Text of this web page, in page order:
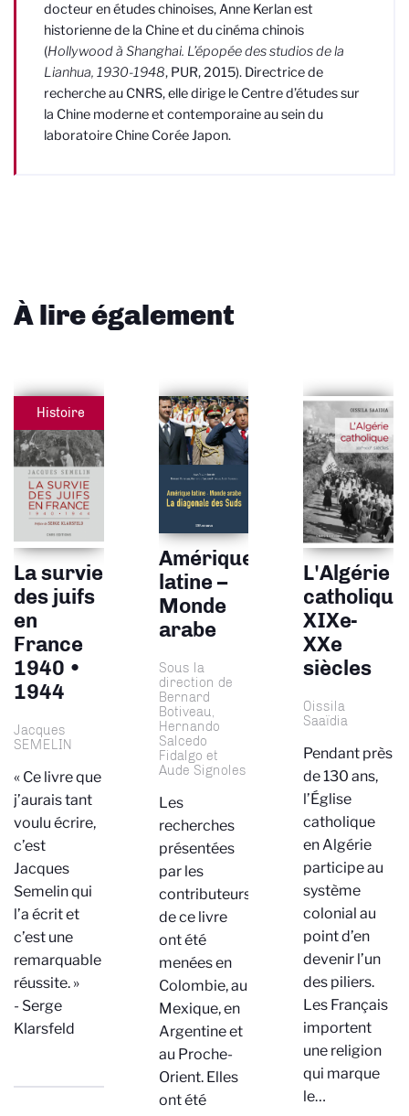
docteur en études chinoises, Anne Kerlan est
historienne de la Chine et du cinéma chinois
(Hollywood à Shanghai. L’épopée des studios de la
Lianhua, 1930-1948, PUR, 2015). Directrice de
recherche au CNRS, elle dirige le Centre d’études sur
la Chine moderne et contemporaine au sein du
laboratoire Chine Corée Japon.
À lire également
Histoire
La survie
des juifs
en
France
1940 •
1944
Jacques
SEMELIN
« Ce livre que
j’aurais tant
voulu écrire,
c’est
Jacques
Semelin qui
l’a écrit et
c’est une
remarquable
réussite. »
- Serge
Klarsfeld
Amérique
latine –
Monde
arabe
Sous la
direction de
Bernard
Botiveau,
Hernando
Salcedo
Fidalgo et
Aude Signoles
Les
recherches
présentées
par les
contributeurs
de ce livre
ont été
menées en
Colombie, au
Mexique, en
Argentine et
au Proche-
Orient. Elles
ont été
L'Algérie
catholique
XIXe-
XXe
siècles
Oissila
Saaïdia
Pendant près
de 130 ans,
l’Église
catholique
en Algérie
participe au
système
colonial au
point d’en
devenir l’un
des piliers.
Les Français
importent
une religion
qui marque
le…